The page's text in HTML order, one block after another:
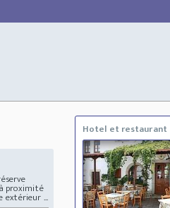
proximité
extérieur ...
Hotel et restaurant